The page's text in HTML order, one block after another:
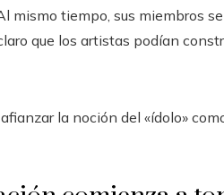
mismo tiempo, sus miembros
que los artistas podían
la noción del «ídolo»